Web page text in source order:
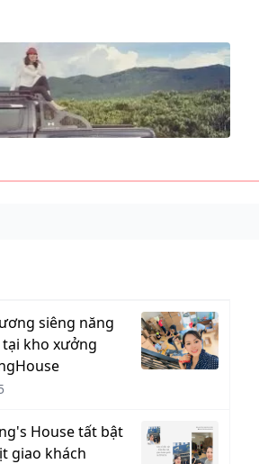
siêng năng
kho xưởng
House tất bật
giao khách